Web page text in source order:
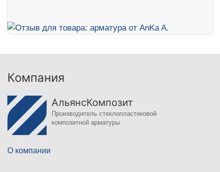
Компания
АльянсКомпозит
Производитель стеклопластиковой
композитной арматуры
О компании